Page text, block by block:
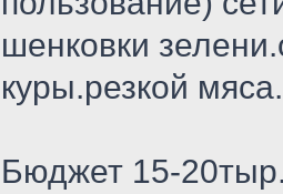
шенковки
куры.резкой
Бюджет 15-